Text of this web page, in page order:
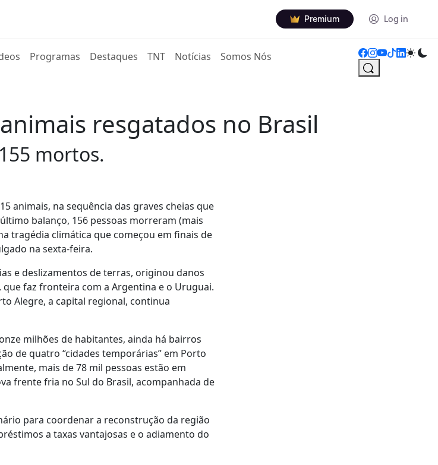
Premium Log in
Programas Destaques TNT Notícias Somos Nós
resgatados no Brasil
mortos.
animais, na sequência das graves cheias que
balanço, 156 pessoas morreram (mais
tragédia climática que começou em finais de
na sexta-feira.
e deslizamentos de terras, originou danos
que faz fronteira com a Argentina e o Uruguai.
Alegre, a capital regional, continua
milhões de habitantes, ainda há bairros
de quatro “cidades temporárias” em Porto
mais de 78 mil pessoas estão em
frente fria no Sul do Brasil, acompanhada de
para coordenar a reconstrução da região
a taxas vantajosas e o adiamento do